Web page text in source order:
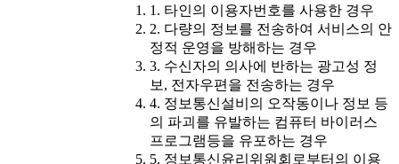
1. 타인의 이용자번호를 사용한 경우
2. 다량의 정보를 전송하여 서비스의 안
정적 운영을 방해하는 경우
3. 수신자의 의사에 반하는 광고성 정
보, 전자우편을 전송하는 경우
4. 정보통신설비의 오작동이나 정보 등
의 파괴를 유발하는 컴퓨터 바이러스
프로그램등을 유포하는 경우
5. 정보통신윤리위원회로부터의 이용